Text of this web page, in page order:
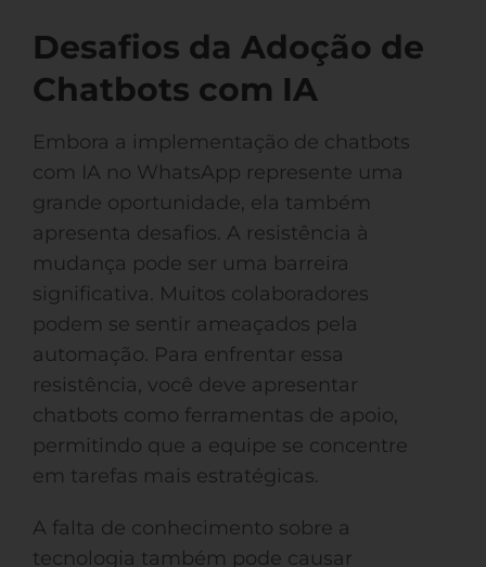
Desafios da Adoção de
Chatbots com IA
Embora a implementação de chatbots
com IA no WhatsApp represente uma
grande oportunidade, ela também
apresenta desafios. A resistência à
mudança pode ser uma barreira
significativa. Muitos colaboradores
podem se sentir ameaçados pela
automação. Para enfrentar essa
resistência, você deve apresentar
chatbots como ferramentas de apoio,
permitindo que a equipe se concentre
em tarefas mais estratégicas.
A falta de conhecimento sobre a
tecnologia também pode causar